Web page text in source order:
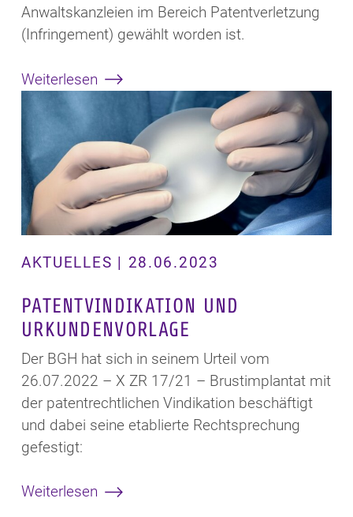
Anwaltskanzleien im Bereich Patentverletzung
(Infringement) gewählt worden ist.
Weiterlesen
AKTUELLES | 28.06.2023
PATENTVINDIKATION UND
URKUNDENVORLAGE
Der BGH hat sich in seinem Urteil vom
26.07.2022 – X ZR 17/21 – Brustimplantat mit
der patentrechtlichen Vindikation beschäftigt
und dabei seine etablierte Rechtsprechung
gefestigt:
Weiterlesen